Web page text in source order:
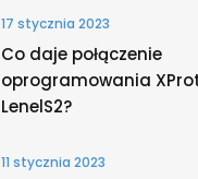
17 stycznia 2023
Co daje połączenie
oprogramowania
LenelS2?
11 stycznia 2023